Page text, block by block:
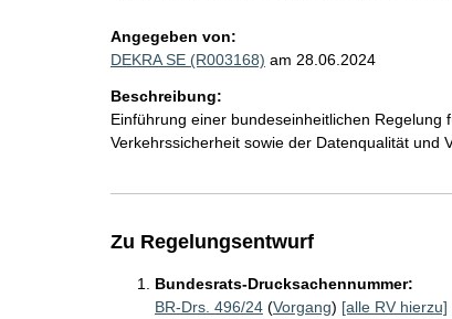
Angegeben von:
DEKRA SE (R003168) am 28.06.2024
Beschreibung:
Einführung einer bundeseinheitlichen
Verkehrssicherheit sowie der Datenqualität und
Zu Regelungsentwurf
Bundesrats-Drucksachennummer:
BR-Drs. 496/24(Vorgang) [alle RV hierzu]